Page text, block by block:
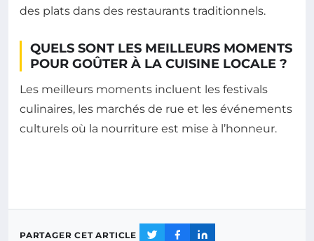
des plats dans des restaurants traditionnels.
QUELS SONT LES MEILLEURS MOMENTS
POUR GOÛTER À LA CUISINE LOCALE ?
Les meilleurs moments incluent les festivals
culinaires, les marchés de rue et les événements
culturels où la nourriture est mise à l’honneur.
PARTAGER CET ARTICLE